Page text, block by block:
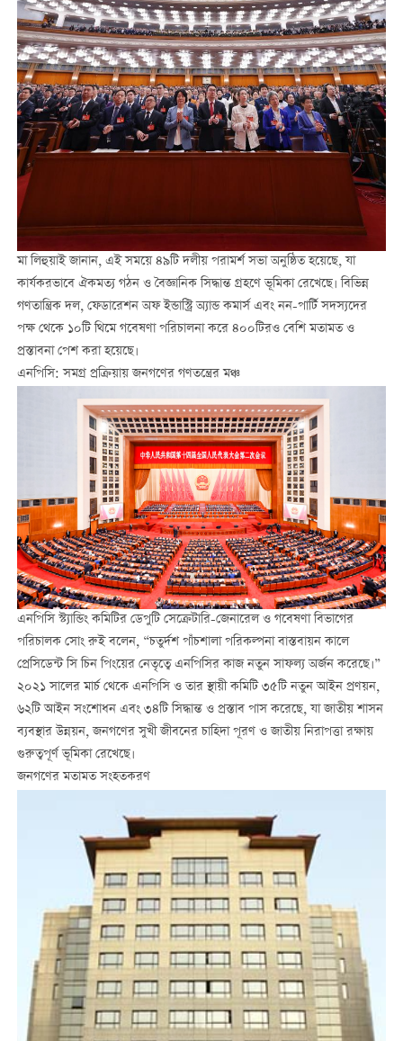
মা লিহুয়াই জানান, এই সময়ে ৪৯টি দলীয় পরামর্শ সভা অনুষ্ঠিত হয়েছে, যা
কার্যকরভাবে ঐকমত্য গঠন ও বৈজ্ঞানিক সিদ্ধান্ত গ্রহণে ভূমিকা রেখেছে। বিভিন্ন
গণতান্ত্রিক দল, ফেডারেশন অফ ইন্ডাস্ট্রি অ্যান্ড কমার্স এবং নন-পার্টি সদস্যদের
পক্ষ থেকে ১০টি থিমে গবেষণা পরিচালনা করে ৪০০টিরও বেশি মতামত ও
প্রস্তাবনা পেশ করা হয়েছে।
এনপিসি: সমগ্র প্রক্রিয়ায় জনগণের গণতন্ত্রের মঞ্চ
এনপিসি স্ট্যান্ডিং কমিটির ডেপুটি সেক্রেটারি-জেনারেল ও গবেষণা বিভাগের
পরিচালক সোং রুই বলেন, “চতুর্দশ পাঁচশালা পরিকল্পনা বাস্তবায়ন কালে
প্রেসিডেন্ট সি চিন পিংয়ের নেতৃত্বে এনপিসির কাজ নতুন সাফল্য অর্জন করেছে।”
২০২১ সালের মার্চ থেকে এনপিসি ও তার স্থায়ী কমিটি ৩৫টি নতুন আইন প্রণয়ন,
৬২টি আইন সংশোধন এবং ৩৪টি সিদ্ধান্ত ও প্রস্তাব পাস করেছে, যা জাতীয় শাসন
ব্যবস্থার উন্নয়ন, জনগণের সুখী জীবনের চাহিদা পূরণ ও জাতীয় নিরাপত্তা রক্ষায়
গুরুত্বপূর্ণ ভূমিকা রেখেছে।
জনগণের মতামত সংহতকরণ